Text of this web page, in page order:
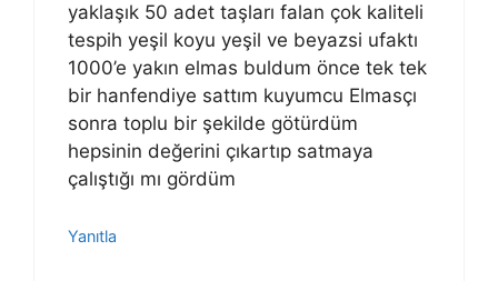
yaklaşık 50 adet taşları falan çok kaliteli
tespih yeşil koyu yeşil ve beyazsi ufaktı
1000’e yakın elmas buldum önce tek tek
bir hanfendiye sattım kuyumcu Elmasçı
sonra toplu bir şekilde götürdüm
hepsinin değerini çıkartıp satmaya
çalıştığı mı gördüm
Yanıtla